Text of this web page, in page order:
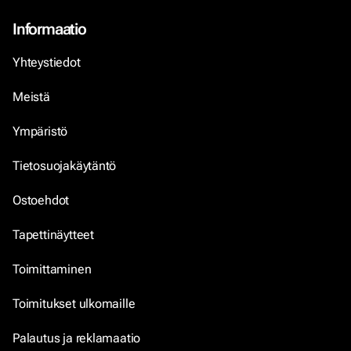
Informaatio
Yhteystiedot
Meistä
Ympäristö
Tietosuojakäytäntö
Ostoehdot
Tapettinäytteet
Toimittaminen
Toimitukset ulkomaille
Palautus ja reklamaatio